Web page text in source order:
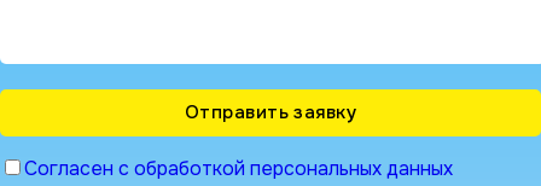
Согласен с обработкой персональных данных